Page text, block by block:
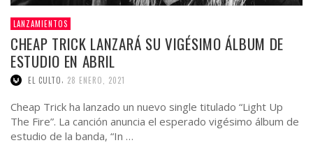
LANZAMIENTOS
CHEAP TRICK LANZARÁ SU VIGÉSIMO ÁLBUM DE
ESTUDIO EN ABRIL
EL CULTO, 28 ENERO, 2021
Cheap Trick ha lanzado un nuevo single titulado “Light Up
The Fire”. La canción anuncia el esperado vigésimo álbum de
estudio de la banda, “In …